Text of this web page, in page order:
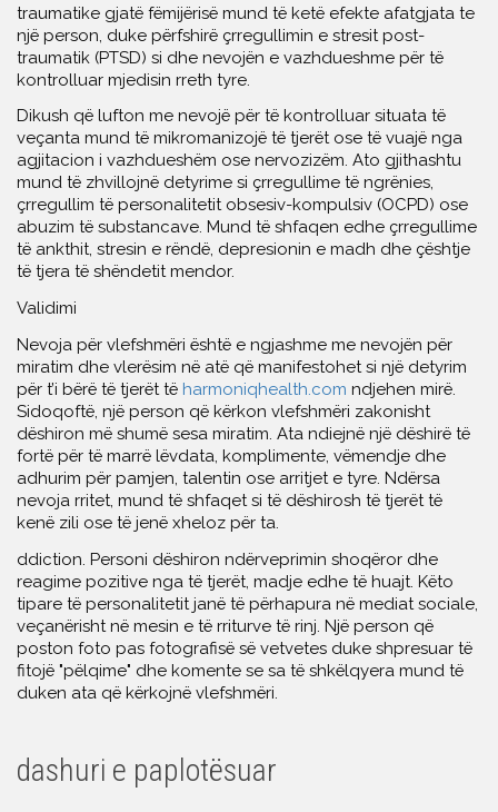
traumatike gjatë fëmijërisë mund të ketë efekte afatgjata te
një person, duke përfshirë çrregullimin e stresit post-
traumatik (PTSD) si dhe nevojën e vazhdueshme për të
kontrolluar mjedisin rreth tyre.
Dikush që lufton me nevojë për të kontrolluar situata të
veçanta mund të mikromanizojë të tjerët ose të vuajë nga
agjitacion i vazhdueshëm ose nervozizëm. Ato gjithashtu
mund të zhvillojnë detyrime si çrregullime të ngrënies,
çrregullim të personalitetit obsesiv-kompulsiv (OCPD) ose
abuzim të substancave. Mund të shfaqen edhe çrregullime
të ankthit, stresin e rëndë, depresionin e madh dhe çështje
të tjera të shëndetit mendor.
Validimi
Nevoja për vlefshmëri është e ngjashme me nevojën për
miratim dhe vlerësim në atë që manifestohet si një detyrim
për t’i bërë të tjerët të harmoniqhealth.com ndjehen mirë.
Sidoqoftë, një person që kërkon vlefshmëri zakonisht
dëshiron më shumë sesa miratim. Ata ndiejnë një dëshirë të
fortë për të marrë lëvdata, komplimente, vëmendje dhe
adhurim për pamjen, talentin ose arritjet e tyre. Ndërsa
nevoja rritet, mund të shfaqet si të dëshirosh të tjerët të
kenë zili ose të jenë xheloz për ta.
ddiction. Personi dëshiron ndërveprimin shoqëror dhe
reagime pozitive nga të tjerët, madje edhe të huajt. Këto
tipare të personalitetit janë të përhapura në mediat sociale,
veçanërisht në mesin e të rriturve të rinj. Një person që
poston foto pas fotografisë së vetvetes duke shpresuar të
fitojë "pëlqime" dhe komente se sa të shkëlqyera mund të
duken ata që kërkojnë vlefshmëri.
dashuri e paplotësuar